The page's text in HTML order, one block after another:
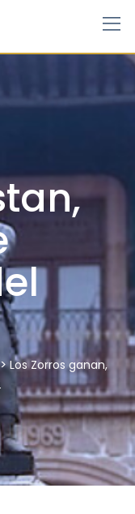
Los Zorros ganan,